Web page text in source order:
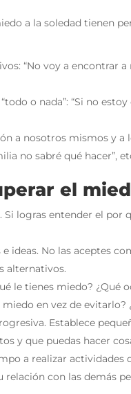
a la soledad tienen
“No voy a encontrar
o nada”: “Si no
a nosotros mismos y a
no sabré qué hacer”,
el
logras entender el por
ideas. No las aceptes
alternativos.
le tienes miedo? ¿Qué
en vez de
Establece
y que puedas hacer
a realizar
con las demás